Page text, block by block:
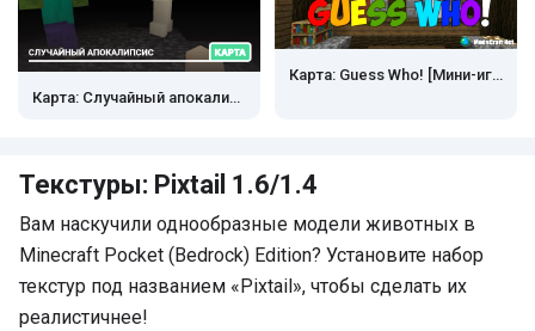
Карта: Случайный апокалипсис
Карта: Guess Who! [Мини-игра]
Текстуры: Pixtail 1.6/1.4
Вам наскучили однообразные модели животных в
Minecraft Pocket (Bedrock) Edition? Установите набор
текстур под названием «Pixtail», чтобы сделать их
реалистичнее!